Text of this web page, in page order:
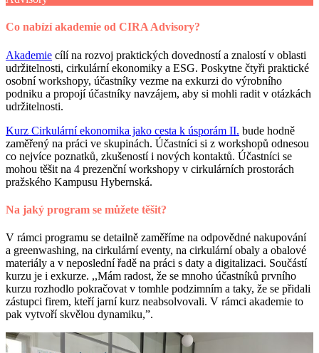
Co nabízí akademie od CIRA Advisory?
Akademie cílí na rozvoj praktických dovedností a znalostí v oblasti
udržitelnosti, cirkulární ekonomiky a ESG. Poskytne čtyři praktické
osobní workshopy, účastníky vezme na exkurzi do výrobního
podniku a propojí účastníky navzájem, aby si mohli radit v otázkách
udržitelnosti.
Kurz Cirkulární ekonomika jako cesta k úsporám II. bude hodně
zaměřený na práci ve skupinách. Účastníci si z workshopů odnesou
co nejvíce poznatků, zkušeností i nových kontaktů. Účastníci se
mohou těšit na 4 prezenční workshopy v cirkulárních prostorách
pražského Kampusu Hybernská.
Na jaký program se můžete těšit?
V rámci programu se detailně zaměříme na odpovědné nakupování
a greenwashing, na cirkulární eventy, na cirkulární obaly a obalové
materiály a v neposlední řadě na práci s daty a digitalizaci. Součástí
kurzu je i exkurze. ,,Mám radost, že se mnoho účastníků prvního
kurzu rozhodlo pokračovat v tomhle podzimním a taky, že se přidali
zástupci firem, kteří jarní kurz neabsolvovali. V rámci akademie to
pak vytvoří skvělou dynamiku,”.